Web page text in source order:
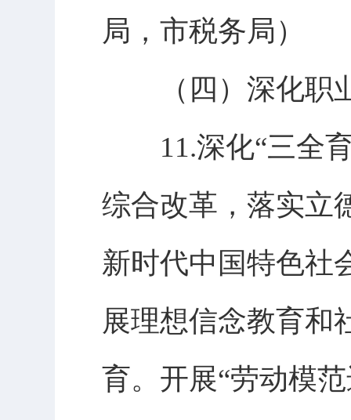
局，市税务局）
（四）深化职
11.深化“三全育
综合改革，落实立
新时代中国特色社
展理想信念教育和
育。开展“劳动模